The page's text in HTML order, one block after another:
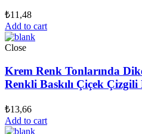
₺11,48
Add to cart
Close
Krem Renk Tonlarında
Renkli Baskılı Çiçek Çizgili
₺13,66
Add to cart